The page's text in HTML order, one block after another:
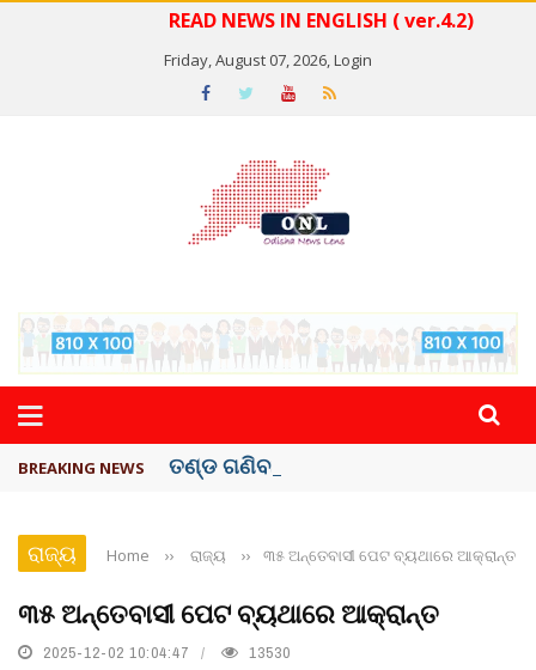
READ NEWS IN ENGLISH ( ver.4.2)
Friday, August 07, 2026,Login
BREAKING NEWS ତଣ୍ଡ ଗଣିବା ମେଟା, ଦେବ ୫ ହଜାର କୋଟିର
ରାଜ୍ୟ Home ›› ରାଜ୍ୟ ›› ୩୫ ଅନ୍ତେବାସୀ ପେଟ ବ୍ୟଥାରେ ଆକ୍ରାନ୍ତ
୩୫ ଅନ୍ତେବାସୀ ପେଟ ବ୍ୟଥାରେ ଆକ୍ରାନ୍ତ
2025-12-02 10:04:47 13530